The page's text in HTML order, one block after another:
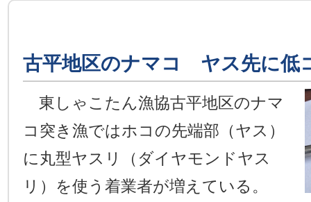
古平地区のナマコ ヤス先に低
東しゃこたん漁協古平地区のナマ
コ突き漁ではホコの先端部（ヤス）
に丸型ヤスリ（ダイヤモンドヤス
リ）を使う着業者が増えている。